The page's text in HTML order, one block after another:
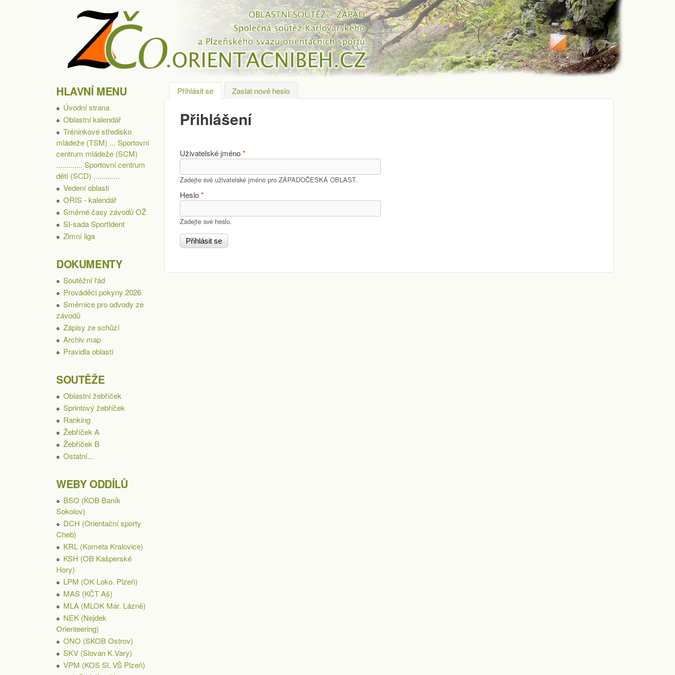
Přejít k hlavnímu obsahu
ZÁPADOČESKÁ
OBLAST Přihlásit se (aktivní záložka)
Zaslat nové heslo
Přihlášení
Uživatelské jméno*
Zadejte své uživatelské jméno pro ZÁPADOČESKÁ OBLAST.
Heslo*
Zadejte své heslo.
HLAVNÍ MENU
Úvodní strana
Oblastní kalendář
Tréninkové středisko
mládeže (TSM) ... Sportovní
centrum mládeže (SCM)
............. Sportovní centrum
dětí (SCD) .............
Vedení oblasti
ORIS - kalendář
Směrné časy závodů OŽ
SI-sada SportIdent
Zimní liga
DOKUMENTY
Soutěžní řád
Prováděcí pokyny 2026
Směrnice pro odvody ze
závodů
Zápisy ze schůzí
Archiv map
Pravidla oblastí
SOUTĚŽE
Oblastní žebříček
Sprintový žebříček
Ranking
Žebříček A
Žebříček B
Ostatní...
WEBY ODDÍLŮ
BSO (KOB Baník
Sokolov)
DCH (Orientační sporty
Cheb)
KRL (Kometa Kralovice)
KSH (OB Kašperské
Hory)
LPM (OK Loko. Plzeň)
MAS (KČT Aš)
MLA (MLOK Mar. Lázně)
NEK (Nejdek
Orienteering)
ONO (SKOB Ostrov)
SKV (Slovan K.Vary)
VPM (KOS Sl. VŠ Plzeň)